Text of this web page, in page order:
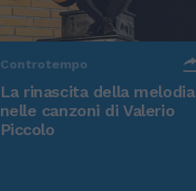
Controtempo
La rinascita della melodia
nelle canzoni di Valerio
Piccolo